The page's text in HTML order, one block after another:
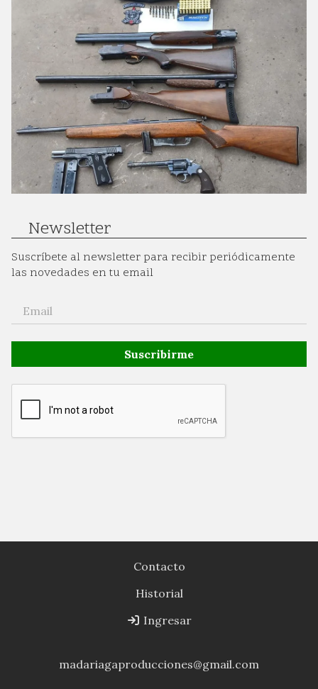
Newsletter
Suscríbete al newsletter para recibir periódicamente
las novedades en tu email
Suscribirme
Contacto
Historial
Ingresar
madariagaproducciones@gmail.com